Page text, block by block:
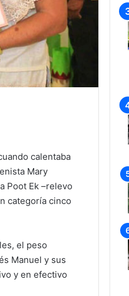
calentaba
Mary
Poot Ek –relevo
categoría cinco
el peso
Manuel y sus
y en efectivo